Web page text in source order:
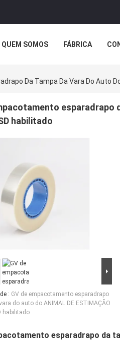
QUEM SOMOS FÁBRICA
Da Tampa Da Vara Do Auto
esparadrapo
habilitado
: GV de empacotamento esparadrapo
do auto do ANIMAL DE ESTIMAÇÃO
habilitado
esparadrapo da